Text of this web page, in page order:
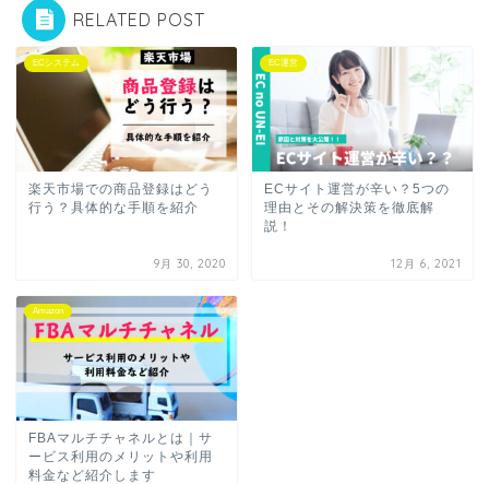
RELATED POST
ECシステム
楽天市場での商品登録はどう
行う？具体的な手順を紹介
9月 30, 2020
EC運営
ECサイト運営が辛い？5つの
理由とその解決策を徹底解
説！
12月 6, 2021
Amazon
FBAマルチチャネルとは｜サ
ービス利用のメリットや利用
料金など紹介します